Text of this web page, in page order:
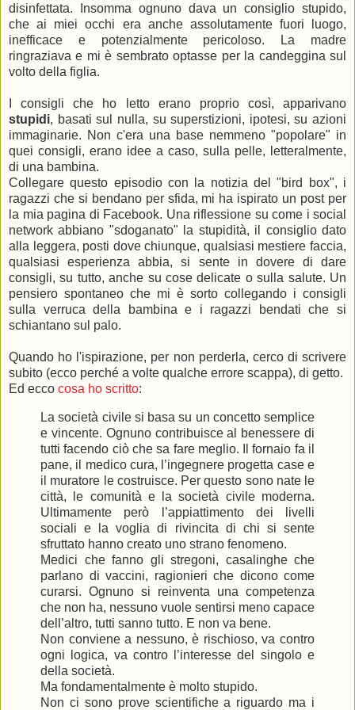
disinfettata. Insomma ognuno dava un consiglio stupido,
che ai miei occhi era anche assolutamente fuori luogo,
inefficace e potenzialmente pericoloso. La madre
ringraziava e mi è sembrato optasse per la candeggina sul
volto della figlia.
I consigli che ho letto erano proprio così, apparivano
stupidi, basati sul nulla, su superstizioni, ipotesi, su azioni
immaginarie. Non c'era una base nemmeno "popolare" in
quei consigli, erano idee a caso, sulla pelle, letteralmente,
di una bambina.
Collegare questo episodio con la notizia del "bird box", i
ragazzi che si bendano per sfida, mi ha ispirato un post per
la mia pagina di Facebook. Una riflessione su come i social
network abbiano "sdoganato" la stupidità, il consiglio dato
alla leggera, posti dove chiunque, qualsiasi mestiere faccia,
qualsiasi esperienza abbia, si sente in dovere di dare
consigli, su tutto, anche su cose delicate o sulla salute. Un
pensiero spontaneo che mi è sorto collegando i consigli
sulla verruca della bambina e i ragazzi bendati che si
schiantano sul palo.
Quando ho l'ispirazione, per non perderla, cerco di scrivere
subito (ecco perché a volte qualche errore scappa), di getto.
Ed ecco cosa ho scritto:
La società civile si basa su un concetto semplice
e vincente. Ognuno contribuisce al benessere di
tutti facendo ciò che sa fare meglio. Il fornaio fa il
pane, il medico cura, l’ingegnere progetta case e
il muratore le costruisce. Per questo sono nate le
città, le comunità e la società civile moderna.
Ultimamente però l’appiattimento dei livelli
sociali e la voglia di rivincita di chi si sente
sfruttato hanno creato uno strano fenomeno.
Medici che fanno gli stregoni, casalinghe che
parlano di vaccini, ragionieri che dicono come
curarsi. Ognuno si reinventa una competenza
che non ha, nessuno vuole sentirsi meno capace
dell’altro, tutti sanno tutto. E non va bene.
Non conviene a nessuno, è rischioso, va contro
ogni logica, va contro l’interesse del singolo e
della società.
Ma fondamentalmente è molto stupido.
Non ci sono prove scientifiche a riguardo ma i